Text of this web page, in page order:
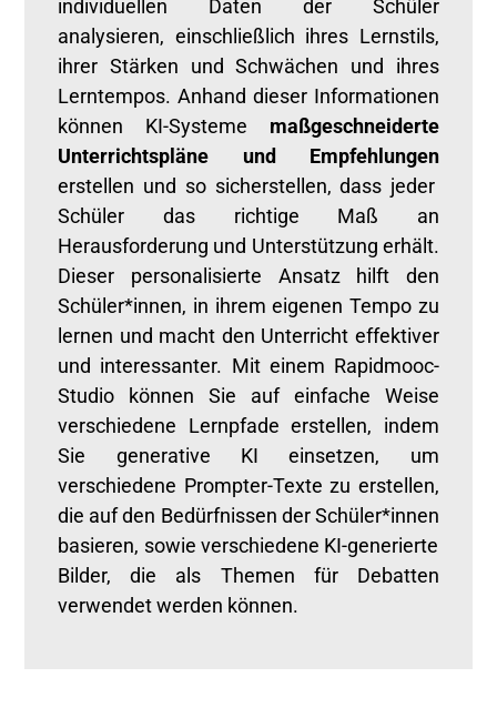
individuellen Daten der Schüler
analysieren, einschließlich ihres Lernstils,
ihrer Stärken und Schwächen und ihres
Lerntempos. Anhand dieser Informationen
können KI-Systeme maßgeschneiderte
Unterrichtspläne
und Empfehlungen
erstellen und so sicherstellen, dass jeder
Schüler das richtige Maß an
Herausforderung und Unterstützung erhält.
Dieser personalisierte Ansatz hilft den
Schüler*innen, in ihrem eigenen Tempo zu
lernen und macht den Unterricht effektiver
und interessanter. Mit einem Rapidmooc-
Studio können Sie auf einfache Weise
verschiedene Lernpfade erstellen, indem
Sie generative KI einsetzen, um
verschiedene Prompter-Texte zu erstellen,
die auf den Bedürfnissen der Schüler*innen
basieren, sowie verschiedene KI-generierte
Bilder, die als Themen für Debatten
verwendet werden können.